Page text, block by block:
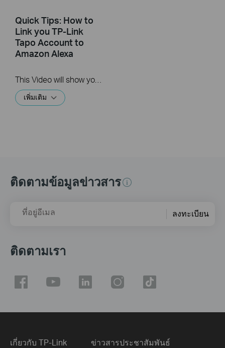
Quick Tips: How to
Link you TP-Link
Tapo Account to
Amazon Alexa
เพิ่มเติม
ติดตามข้อมูลข่าวสาร
ที่อยู่อีเมล ลงทะเบียน
ติดตามเรา
เกี่ยวกับ TP-Link ข่าวสารประชาสัมพันธ์